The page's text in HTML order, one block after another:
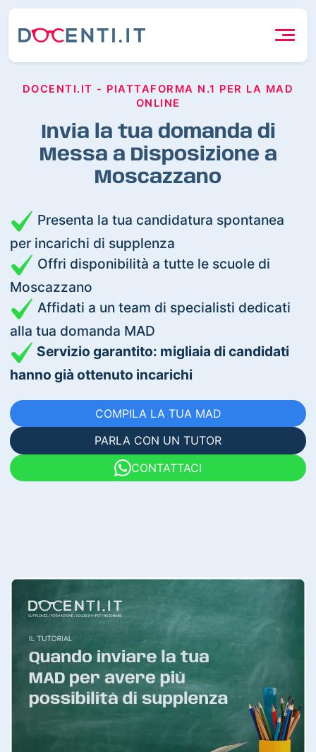
DOCENTI.IT - PIATTAFORMA N.1 PER LA MAD
ONLINE
Invia la tua domanda di
Messa a Disposizione a
Moscazzano
Presenta la tua candidatura spontanea
per incarichi di supplenza
Offri disponibilità a tutte le scuole di
Moscazzano
Affidati a un team di specialisti dedicati
alla tua domanda MAD
Servizio garantito: migliaia di candidati
hanno già ottenuto incarichi
COMPILA LA TUA MAD
PARLA CON UN TUTOR
CONTATTACI